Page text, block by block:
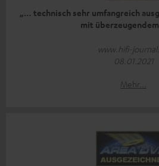
„… technisch sehr umfangreich
mit
www.hifi-
08.01.2021
Mehr...